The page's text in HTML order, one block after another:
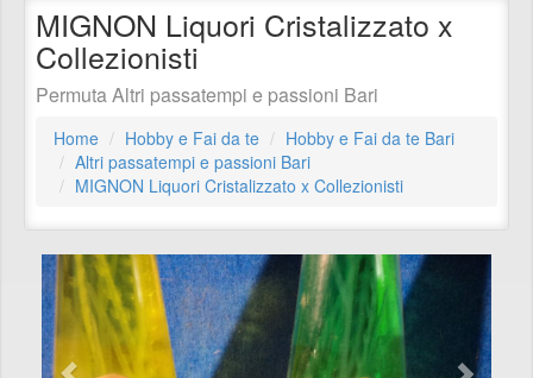
MIGNON Liquori Cristalizzato x
Collezionisti
Permuta Altri passatempi e passioni Bari
Home Hobby e Fai da te
Hobby e Fai da te Bari
Altri passatempi e passioni Bari
MIGNON Liquori Cristalizzato x Collezionisti